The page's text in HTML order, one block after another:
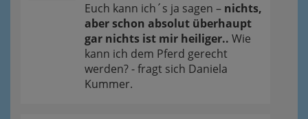
Euch kann ich´s ja sagen – nichts,
aber schon absolut überhaupt
gar nichts ist mir heiliger.. Wie
kann ich dem Pferd gerecht
werden? - fragt sich Daniela
Kummer.